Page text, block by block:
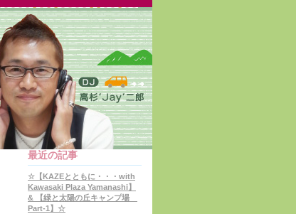
最近の記事
☆【KAZEとともに・・・with
Kawasaki Plaza Yamanashi】
& 【緑と太陽の丘キャンプ場
Part-1】☆